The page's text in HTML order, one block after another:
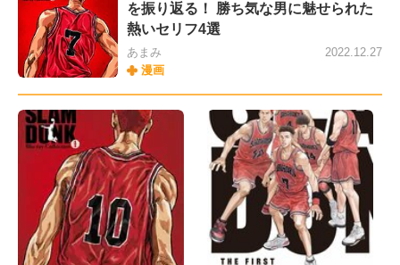
を振り返る！ 勝ち気な男に魅せられた
熱いセリフ4選
あまみ
漫画
2022.12.27